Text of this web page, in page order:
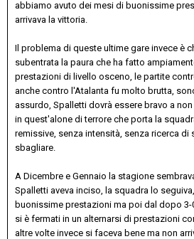
abbiamo avuto dei mesi di buonissime
arrivava la vittoria.
Il problema di queste ultime gare invece è
subentrata la paura che ha fatto
prestazioni di livello osceno, le partite
anche contro l'Atalanta fu molto brutta,
assurdo, Spalletti dovrà essere bravo a
in quest'alone di terrore che porta la
remissive, senza intensità, senza ricerca di
sbagliare.
A Dicembre e Gennaio la stagione
Spalletti aveva inciso, la squadra lo
buonissime prestazioni ma poi dal dopo
si è fermati in un alternarsi di prestazioni
altre volte invece si faceva bene ma non